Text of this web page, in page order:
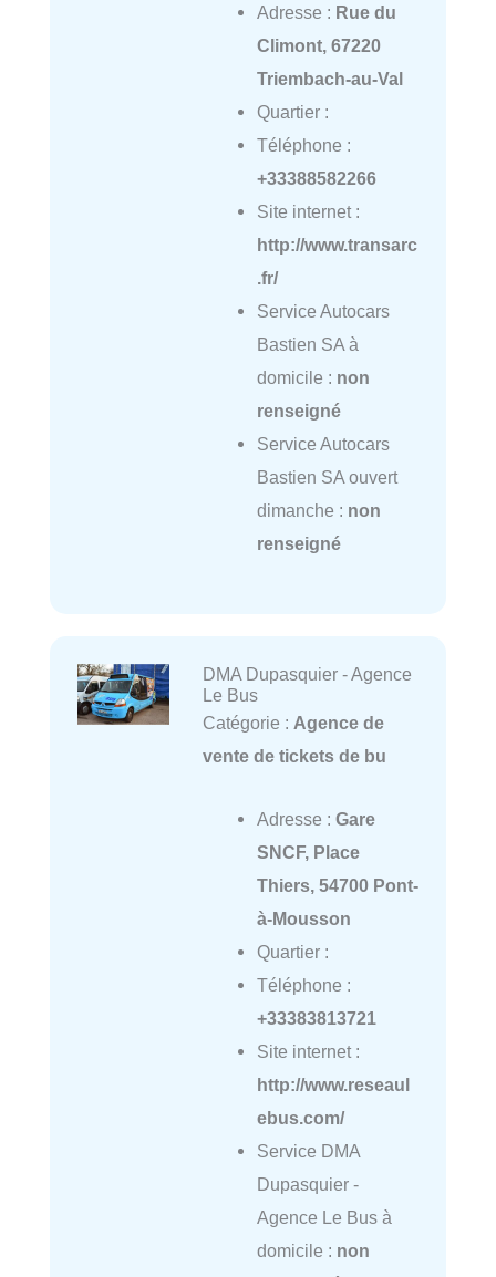
Adresse : Rue du
Climont, 67220
Triembach-au-Val
Quartier :
Téléphone :
+33388582266
Site internet :
http://www.transarc
.fr/
Service Autocars
Bastien SA à
domicile : non
renseigné
Service Autocars
Bastien SA ouvert
dimanche : non
renseigné
DMA Dupasquier - Agence
Le Bus
Catégorie : Agence de
vente de tickets de bu
Adresse : Gare
SNCF, Place
Thiers, 54700 Pont-
à-Mousson
Quartier :
Téléphone :
+33383813721
Site internet :
http://www.reseaul
ebus.com/
Service DMA
Dupasquier -
Agence Le Bus à
domicile : non